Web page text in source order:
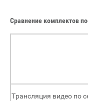
Сравнение комплектов
Трансляция видео по